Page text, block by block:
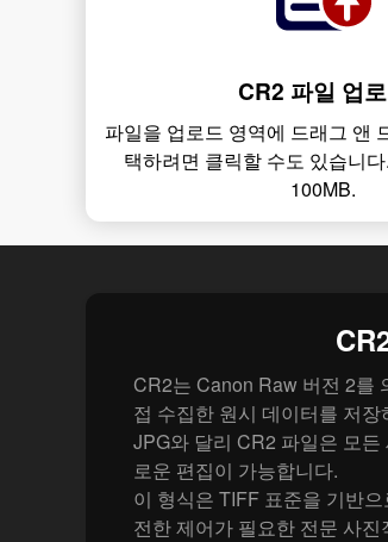
CR2 파일 업
파일을 업로드 영역에 드래그 앤
택하려면 클릭할 수도 있습니
100MB.
CR2는 Canon Raw 버전 2를
접 수집한 원시 데이터를 저
JPG와 달리 CR2 파일은 모
로운 편집이 가능합니다.
이 형식은 TIFF 표준을 기반
전한 제어가 필요한 전문 사